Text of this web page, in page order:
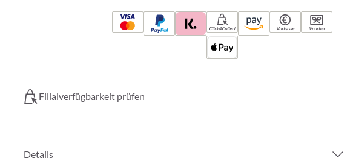
Click&Collect Vorkasse Voucher
Filialverfügbarkeit prüfen
Details